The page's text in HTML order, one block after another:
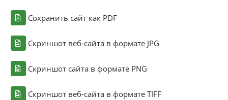
Сохранить сайт как PDF
Скриншот веб-сайта в формате JPG
Скриншот сайта в формате PNG
Скриншот веб-сайта в формате TIFF